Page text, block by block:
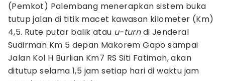
(Pemkot) Palembang menerapkan sistem buka
tutup jalan di titik macet kawasan kilometer (Km)
4,5. Rute putar balik atau u-turndi Jenderal
Sudirman Km 5 depan Makorem Gapo sampai
Jalan Kol H Burlian Km7 RS Siti Fatimah, akan
ditutup selama 1,5 jam setiap hari di waktu jam